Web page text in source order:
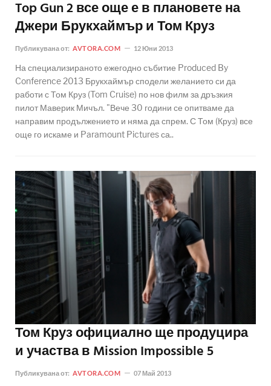
Top Gun 2 все още е в плановете на
Джери Брукхаймър и Том Круз
Публикувана от: AVTORA.COM 12 Юни 2013
На специализираното ежегодно събитие Produced By
Conference 2013 Брукхаймър сподели желанието си да
работи с Том Круз (Tom Cruise) по нов филм за дръзкия
пилот Маверик Мичъл. "Вече 30 години се опитваме да
направим продължението и няма да спрем. С Том (Круз) все
още го искаме и Paramount Pictures са..
Том Круз официално ще продуцира
и участва в Mission Impossible 5
Публикувана от: AVTORA.COM 07 Май 2013